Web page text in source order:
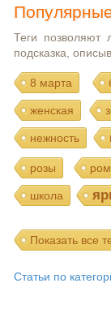
Теги позволяют
подсказка,
8 марта
женская
нежность
розы
школа
Показать все
Статьи по